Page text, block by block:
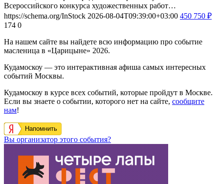
Всероссийского конкурса художественных работ…
https://schema.org/InStock 2026-08-04T09:39:00+03:00 450 750 ₽
174 0
На нашем сайте вы найдете всю информацию про событие
масленица в «Царицыне» 2026.
Кудамоскоу — это интерактивная афиша самых интересных
событий Москвы.
Кудамоскоу в курсе всех событий, которые пройдут в Москве.
Если вы знаете о событии, которого нет на сайте, сообщите
нам!
Напомнить
Вы организатор этого события?